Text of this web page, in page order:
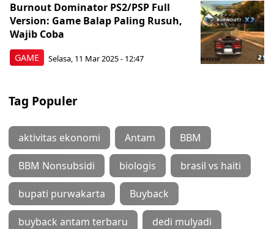
GAME
Burnout Dominator PS2/PSP Full
Version: Game Balap Paling Rusuh,
Wajib Coba
Selasa, 11 Mar 2025 - 12:47
Tag Populer
aktivitas ekonomi Antam BBM
BBM Nonsubsidi biologis brasil vs haiti
bupati purwakarta Buyback
buyback antam terbaru dedi mulyadi